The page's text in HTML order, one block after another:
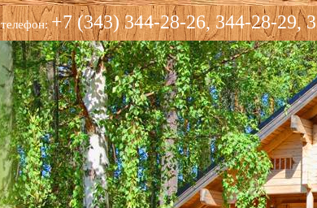
телефон:+7 (343) 344-28-26, 344-28-29,